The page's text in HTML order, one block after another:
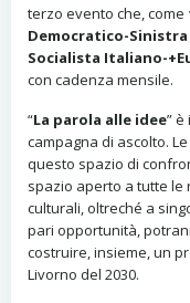
terzo evento che, come
Democratico-
Socialista Italiano-
con cadenza mensile.
“La parola alle idee”
campagna di ascolto.
questo spazio di
spazio aperto a tutte le
culturali, oltreché a
pari opportunità,
costruire, insieme, un
Livorno del 2030.